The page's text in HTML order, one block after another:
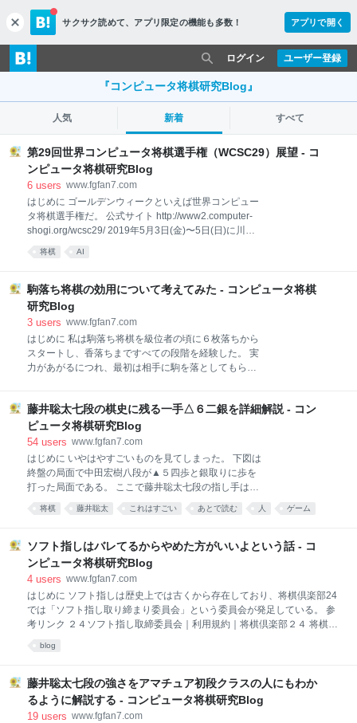
c
l
o
s
サクサク読めて、 アプリ限定の機能も多数！ アプリで開く
ユーザー登録
ログイン
『コンピュータ将棋研究Blog』
人気 新着 すべて
第29回世界コンピュータ将棋選手権（WCSC29）展望 - コ
ンピュータ将棋研究Blog
6 users www.fgfan7.com
はじめに ゴールデンウィークといえば世界コンピュー
タ将棋選手権だ。 公式サイト http://www2.computer-
shogi.org/wcsc29/ 2019年5月3日(金)〜5日(日)に川崎
市産業振興会館で行われる。 今年はドワンゴ賞 : 優
勝・2位・3位に賞金を授与(総額200万円)という高額
は参加チームのアピール文書を見ての大会の展望を書
いていきたいと思う。 はじめに 大会参加は６０チーム
Kristallweizen PAL Apery 名人コブラ 狸王 大合神クジ
たこっと nozomi elmo Novice やねうら王 水匠 まとめ
スポンサーリンク 大会参加は６０チーム 大会参加チー
ムは６０チームで前回の５６チームから微増した。 前
将棋 AI
駒落ち将棋の効用について考えてみた - コンピュータ将棋
研究Blog
3 users www.fgfan7.com
はじめに 私は駒落ち将棋を級位者の頃に６枚落ちから
スタートし、香落ちまですべての段階を経験した。 実
力があがるにつれ、最初は相手に駒を落としてもらっ
だけとなった。 ただ、最新のソフトはかなり強くなっ
たので駒を落としてもらって指すこともある。 参考記
事 www.fgfan7.com 最新ソフトとは飛車落ちでは勝ち
にくく、２枚落ちなら勝てるといった手合い差だ。 今
回の記事では駒落ち将棋にスポットを当ててその効用
を考えてみたいと思う。 はじめに 下手（駒を落とされ
きる 上手（駒を落とす側）の効用 不利な局面での粘り
ンサーリンク 下手（駒を落とされる側）の効用 まずは
下手側の効用を考えてみる。 指導対
藤井聡太七段の棋史に残る一手△６二銀を詳細解説 - コン
ピュータ将棋研究Blog
54 users www.fgfan7.com
はじめに いやはやすごいものを見てしまった。 下図は
終盤の局面で中田宏樹八段が▲５四歩と銀取りに歩を
打った局面である。 ここで藤井聡太七段の指し手は△
６二銀！（下図）。 なんと龍が利いているところに銀
を引いたのである。 実戦は両者一分将棋となっている
▲同 玉 △６七香 ▲５七玉 △５六歩▲同 玉 △４五
金（投了図） まで110手で藤井聡太七段の勝ちとなっ
たのだ。 投了図以下は、▲５七玉△３九角▲４八歩△
七馬（参考図）までの詰みとなる。 駒余りなしの詰み
でまさに驚愕の手順である。 本記事ではこの最終盤に
スポットを当てて、本譜で現れなかった手順も含めて
詳細解説をしていきたい。 はじめに 棋史に残る一手△
将棋 藤井聡太 これはすごい あとで読む 人 ゲーム
ソフト指しはバレてるからやめた方がいいよという話 - コ
ンピュータ将棋研究Blog
4 users www.fgfan7.com
はじめに ソフト指しは歴史上では古くから存在しており、将棋倶楽部24
では「ソフト指し取り締まり委員会」という委員会が発足している。 参
考リンク ２４ソフト指し取締委員会｜利用規約｜将棋倶楽部２４ 将棋ク
け、５分切れ負けで2200点以上の人はそれ以上１０分切れ負け、５分切
今朝から将棋クエストの2分切れ負け以外のレーティング2200以上の人
は2分切れ負けでのレーティング基準を満たさないと対局出来なくなっ
てます。 — 棚瀬 寧🙈TANASE Yasushi (@tanaseY) June 16, 2016 今回
blog
藤井聡太七段の強さをアマチュア初段クラスの人にもわか
るように解説する - コンピュータ将棋研究Blog
19 users www.fgfan7.com